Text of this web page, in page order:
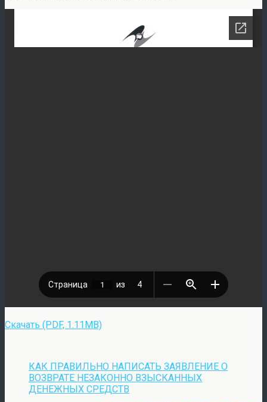
Скачать (PDF, 1.11MB)
КАК ПРАВИЛЬНО НАПИСАТЬ ЗАЯВЛЕНИЕ О
ВОЗВРАТЕ НЕЗАКОННО ВЗЫСКАННЫХ
ДЕНЕЖНЫХ СРЕДСТВ